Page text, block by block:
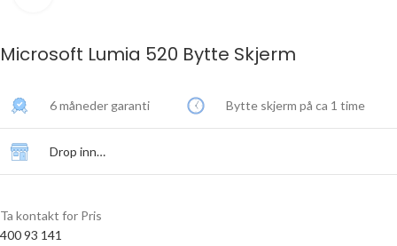
Microsoft Lumia 520 Bytte Skjerm
6 måneder garanti Bytte skjerm på ca 1 time
Drop inn…
Ta kontakt for Pris
400 93 141